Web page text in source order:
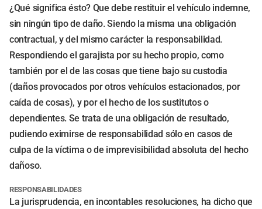
¿Qué significa ésto? Que debe restituir el vehículo indemne,
sin ningún tipo de daño. Siendo la misma una obligación
contractual, y del mismo carácter la responsabilidad.
Respondiendo el garajista por su hecho propio, como
también por el de las cosas que tiene bajo su custodia
(daños provocados por otros vehículos estacionados, por
caída de cosas), y por el hecho de los sustitutos o
dependientes. Se trata de una obligación de resultado,
pudiendo eximirse de responsabilidad sólo en casos de
culpa de la víctima o de imprevisibilidad absoluta del hecho
dañoso.
RESPONSABILIDADES
La jurisprudencia, en incontables resoluciones, ha dicho que